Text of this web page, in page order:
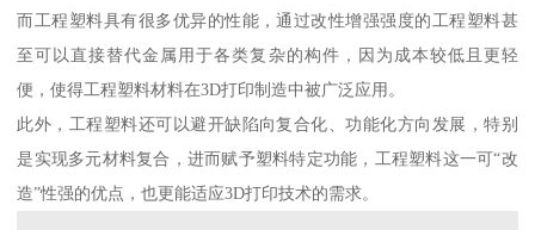
而工程塑料具有很多优异的性能，通过改性增强强度的工程塑料甚
至可以直接替代金属用于各类复杂的构件，因为成本较低且更轻
便，使得工程塑料材料在3D打印制造中被广泛应用。
此外，工程塑料还可以避开缺陷向复合化、功能化方向发展，特别
是实现多元材料复合，进而赋予塑料特定功能，工程塑料这一可“改
造”性强的优点，也更能适应3D打印技术的需求。